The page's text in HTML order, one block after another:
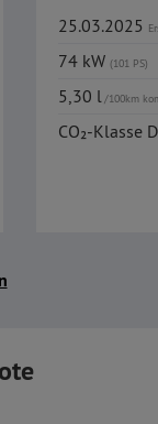
25.03.2025
74 kW (101 PS)
5,30 l/100km
CO₂-Klasse D